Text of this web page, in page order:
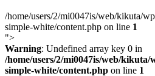
/home/users/2/mi0047is/web/kikuta/
simple-white/content.php on line 1
">
Warning: Undefined array key 0 in
/home/users/2/mi0047is/web/kikuta/
simple-white/content.php on line 1